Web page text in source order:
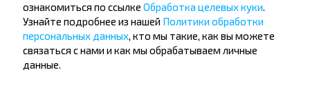
Существуют ли ограничения на
поездки по направлению?
ознакомиться по ссылке Обработка целевых куки.
Узнайте подробнее из нашей Политики обработки
персональных данных, кто мы такие, как вы можете
связаться с нами и как мы обрабатываем личные
данные.